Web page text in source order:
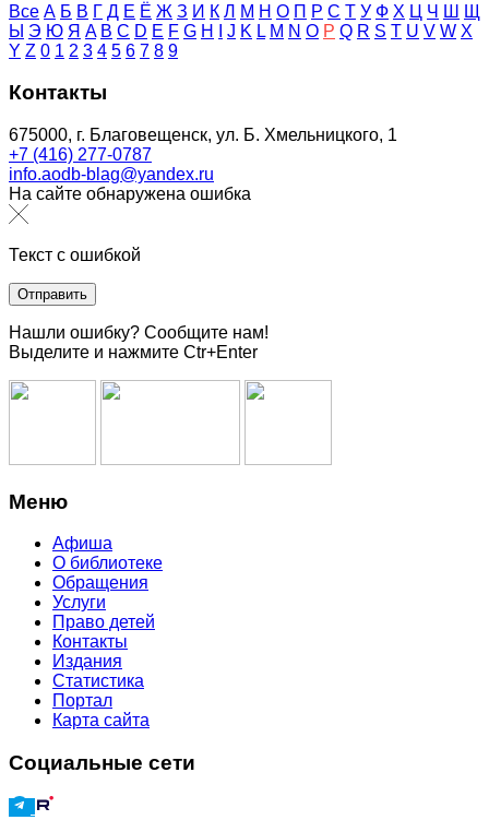
Все А Б В Г Д Е Ё Ж З И К Л М Н О П Р С Т У Ф Х Ц Ч Ш
Щ
Ы Э Ю Я A B C D E F G H J K L M N O P Q R S T U V W X
Y Z 0 1 2 3 4 5 6 7 8 9
Контакты
675000, г. Благовещенск, ул. Б. Хмельницкого, 1
+7 (416) 277-0787
info.aodb-blag@yandex.ru
На сайте обнаружена ошибка
Текст с ошибкой
Нашли ошибку? Сообщите нам!
Выделите и нажмите Ctr+Enter
Меню
Афиша
О библиотеке
Обращения
Услуги
Право детей
Контакты
Издания
Статистика
Портал
Карта сайта
Социальные сети